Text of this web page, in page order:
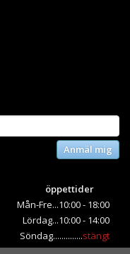
Anmäl mig
öppettider
Mån-Fre...10:00 - 18:00
Lördag...10:00 - 14:00
Söndag..............stängt